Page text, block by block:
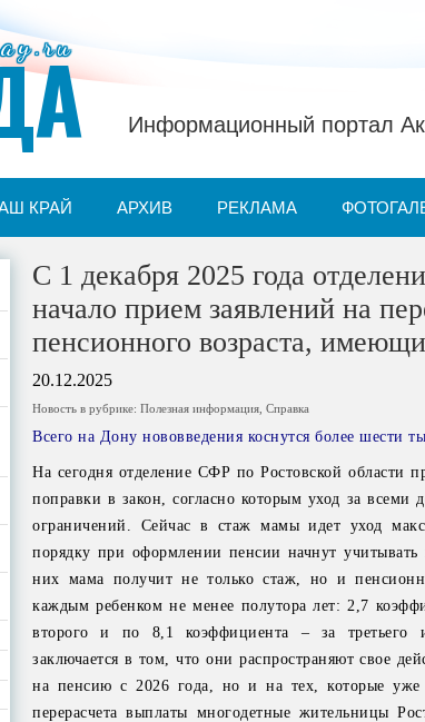
Информационный портал
КРАЙ АРХИВ РЕКЛАМА
С 1 декабря 2025 года
начало прием заявлений на
пенсионного возраста,
20.12.2025
Новость в рубрике:Полезная информация ,Справка
Всего на Дону нововведения коснутся более шести
На сегодня отделение СФР по Ростовской области
поправки в закон, согласно которым уход за всеми
ограничений. Сейчас в стаж мамы идет уход
порядку при оформлении пенсии начнут
них мама получит не только стаж, но и
каждым ребенком не менее полутора лет: 2,7
второго и по 8,1 коэффициента – за третьего
заключается в том, что они распространяют свое
на пенсию с 2026 года, но и на тех, которые уже
перерасчета выплаты многодетные жительницы